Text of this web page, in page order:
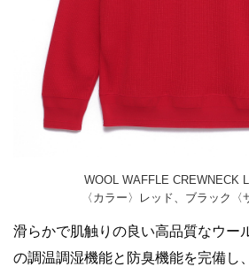
WOOL WAFFLE CREWNECK
〈カラー〉レッド、ブラック〈
滑らかで肌触りの良い高品質なウー
の調温調湿機能と防臭機能を完備し